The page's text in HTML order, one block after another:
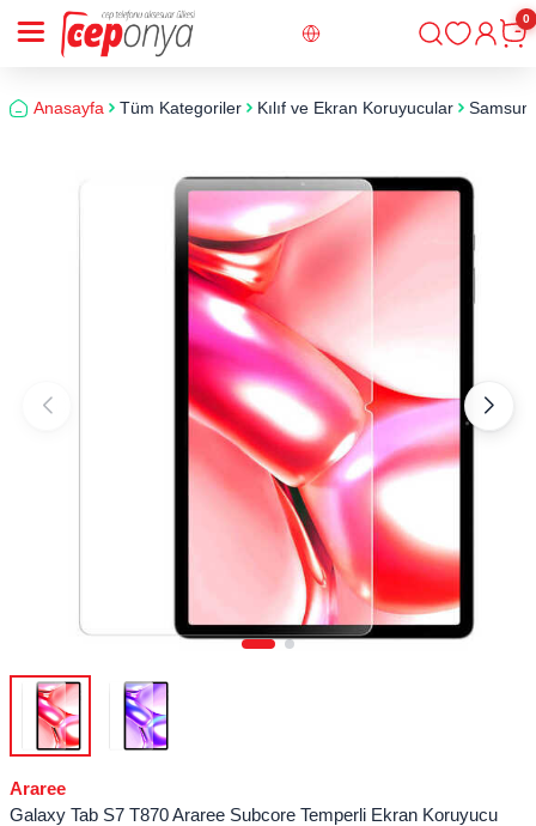
Giriş
0
Anasayfa Tüm Kategoriler Kılıf ve Ekran Koruyucular
Araree
Galaxy Tab S7 T870 Araree Subcore Temperli Ekran Koruyucu